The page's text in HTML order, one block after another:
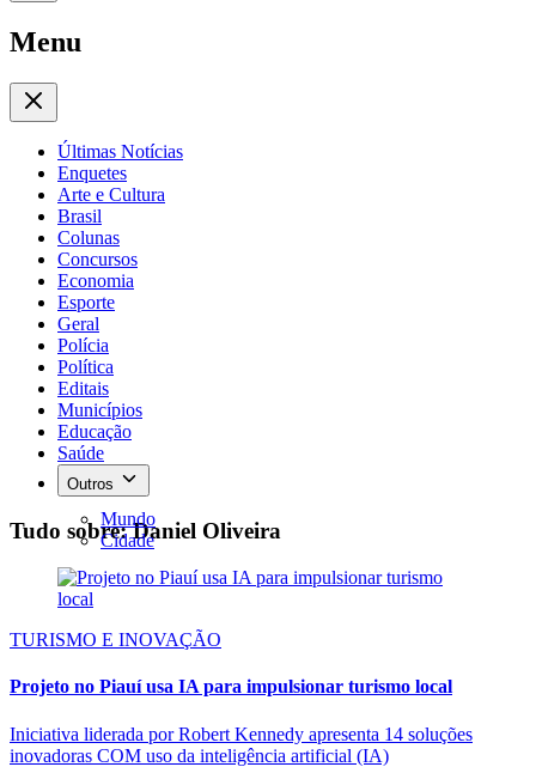
Menu
Últimas Notícias
Enquetes
Arte e Cultura
Brasil
Colunas
Concursos
Economia
Esporte
Geral
Polícia
Política
Editais
Municípios
Educação
Saúde
Outros
Mundo
Cidade
Tudo sobre: Daniel Oliveira
TURISMO E INOVAÇÃO
Projeto no Piauí usa IA para impulsionar turismo local
Iniciativa liderada por Robert Kennedy apresenta 14 soluções
inovadoras COM uso da inteligência artificial (IA)